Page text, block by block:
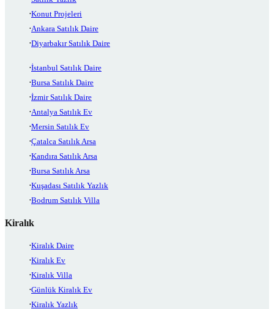
Konut Projeleri
Ankara Satılık Daire
Diyarbakır Satılık Daire
İstanbul Satılık Daire
Bursa Satılık Daire
İzmir Satılık Daire
Antalya Satılık Ev
Mersin Satılık Ev
Çatalca Satılık Arsa
Kandıra Satılık Arsa
Bursa Satılık Arsa
Kuşadası Satılık Yazlık
Bodrum Satılık Villa
Kiralık
Kiralık Daire
Kiralık Ev
Kiralık Villa
Günlük Kiralık Ev
Kiralık Yazlık